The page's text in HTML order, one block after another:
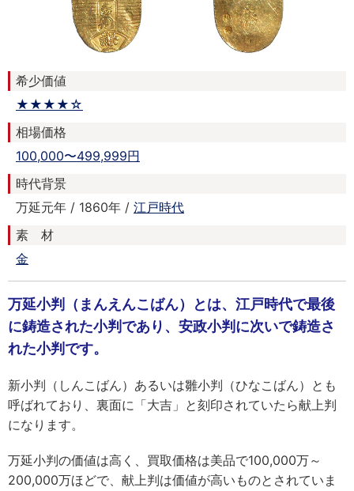
希少価値
★★★★☆
相場価格
100,000〜499,999円
時代背景
万延元年 / 1860年 / 江戸時代
素 材
金
万延小判（まんえんこばん）とは、江戸時代で最後
に鋳造された小判であり、安政小判に次いで鋳造さ
れた小判です。
新小判（しんこばん）あるいは雛小判（ひなこばん）とも
呼ばれており、裏面に「大吉」と刻印されていたら献上判
になります。
万延小判の価値は高く、 買取価格は美品で100,000万～
200,000万ほどで、献上判は価値が高いものとされていま